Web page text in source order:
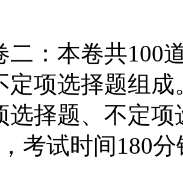
本卷共100道
定项选择题组
选择题、不定
考试时间180分